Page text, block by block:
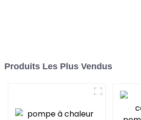
Produits Les Plus Vendus